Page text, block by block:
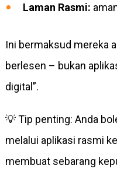
Laman Rasmi:
Ini bermaksud mereka
berlesen – bukan
digital”.
💡 Tip penting: Anda
melalui aplikasi rasmi
membuat sebarang